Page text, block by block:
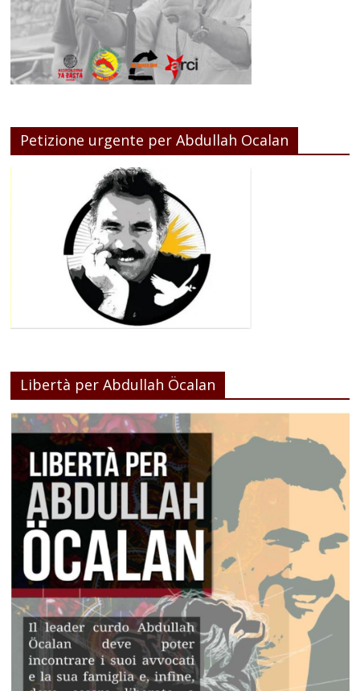
Petizione urgente per Abdullah Ocalan
Libertà per Abdullah Öcalan